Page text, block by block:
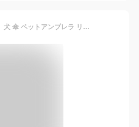
【NHKおはよう日本で紹介】 犬 傘 ペットアンブレラ リード付き PUPPIA パピア 透明 犬用傘 ペット 散歩 雨具 レイングッズ 濡れない おしゃれ かわいい 小型犬 中型犬 反転傘 キャット ペット用品